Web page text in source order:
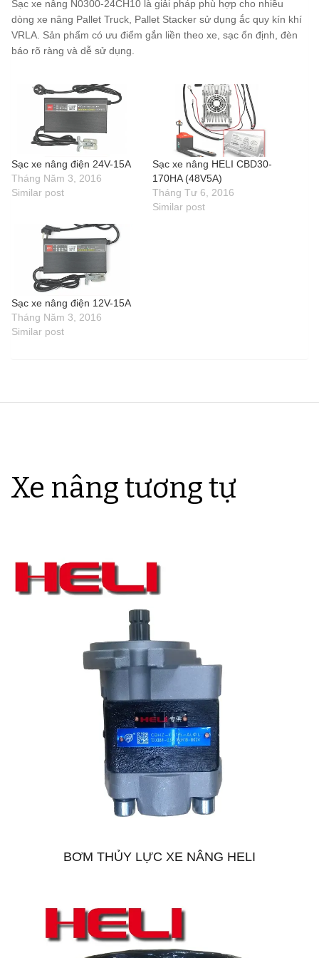
Sạc xe nâng N0300-24CH10 là giải pháp phù hợp cho nhiều
dòng xe nâng Pallet Truck, Pallet Stacker sử dụng ắc quy kín khí
VRLA. Sản phẩm có ưu điểm gắn liền theo xe, sạc ổn định, đèn
báo rõ ràng và dễ sử dụng.
Sạc xe nâng điện 24V-15A
Tháng Năm 3, 2016
Similar post
Sạc xe nâng HELI CBD30-
170HA (48V5A)
Tháng Tư 6, 2016
Similar post
Sạc xe nâng điện 12V-15A
Tháng Năm 3, 2016
Similar post
Xe nâng tương tự
BƠM THỦY LỰC XE NÂNG HELI